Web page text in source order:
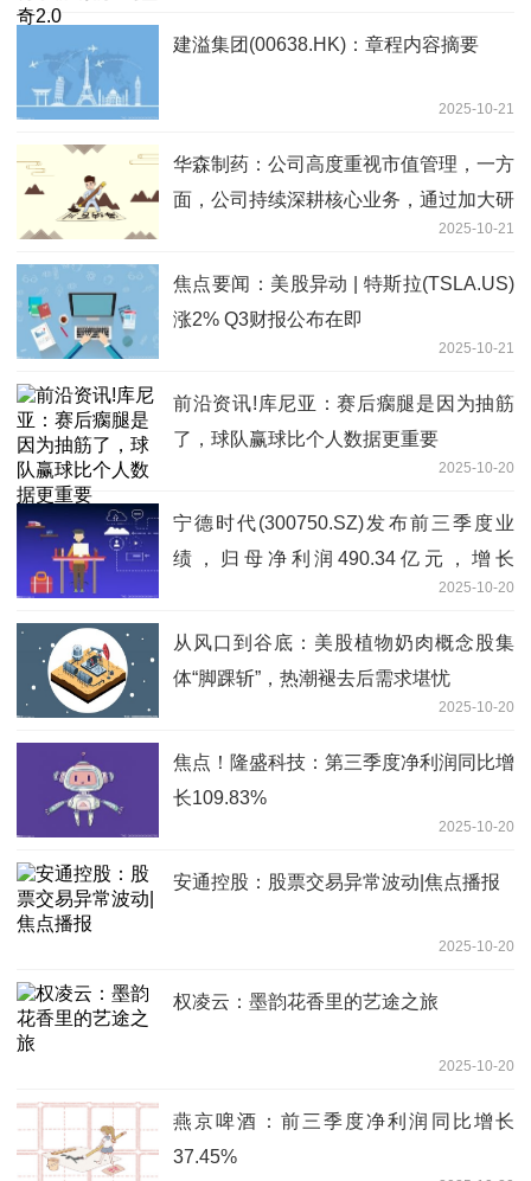
建溢集团(00638.HK)：章程内容摘要
2025-10-21
华森制药：公司高度重视市值管理，一方
面，公司持续深耕核心业务，通过加大研
发投入、优化产品结构、拓展市场渠道等
方式提升公司盈利能力和核心竞争力，希
望通过提升基本面为公司带来价值空间
2025-10-21
焦点要闻：美股异动 | 特斯拉(TSLA.US)
涨2% Q3财报公布在即
2025-10-21
前沿资讯!库尼亚：赛后瘸腿是因为抽筋
了，球队赢球比个人数据更重要
2025-10-20
宁德时代(300750.SZ)发布前三季度业
绩，归母净利润490.34亿元，增长
2025-10-20
从风口到谷底：美股植物奶肉概念股集
体“脚踝斩”，热潮褪去后需求堪忧
2025-10-20
焦点！隆盛科技：第三季度净利润同比增
长109.83%
2025-10-20
安通控股：股票交易异常波动|焦点播报
2025-10-20
权凌云：墨韵花香里的艺途之旅
2025-10-20
燕京啤酒：前三季度净利润同比增长
37.45%